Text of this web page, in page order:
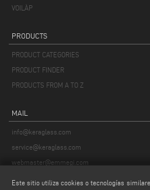
VOILÀP
PRODUCTS
PRODUCT CATEGORIES
PRODUCT FINDER
PRODUCTS FROM A TO Z
MAIL
info@keraglass.com
service@keraglass.com
webmaster@emmegi.com
Este sitio utiliza cookies o tecnologías